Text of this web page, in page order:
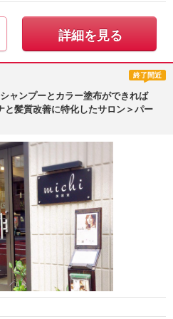
詳細を見る
終了間近
ャンプーとカラー塗布ができれば
と髪質改善に特化したサロン＞パー